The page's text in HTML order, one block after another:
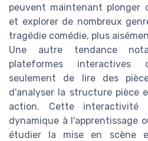
peuvent maintenant plonger
et explorer de nombreux
tragédie comédie, plus
Une autre tendance
plateformes
seulement de lire des
d'analyser la structure pièce
action. Cette interactivité
dynamique à l'apprentissage
étudier la mise en scène